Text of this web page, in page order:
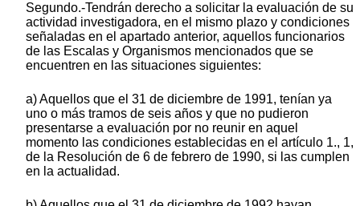
Segundo.-Tendrán derecho a solicitar la evaluación de su
actividad investigadora, en el mismo plazo y condiciones
señaladas en el apartado anterior, aquellos funcionarios
de las Escalas y Organismos mencionados que se
encuentren en las situaciones siguientes:
a) Aquellos que el 31 de diciembre de 1991, tenían ya
uno o más tramos de seis años y que no pudieron
presentarse a evaluación por no reunir en aquel
momento las condiciones establecidas en el artículo 1., 1,
de la Resolución de 6 de febrero de 1990, si las cumplen
en la actualidad.